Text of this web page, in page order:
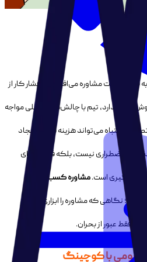
فکر دریافت مشاوره می‌افتند که فشار کار از
ثبات ندارد، تیم با چالش‌های داخلی مواجه
اشتباه می‌تواند هزینه بزرگی ایجاد
اضطراری نیست، بلکه فرصتی برای
تصمیم‌گیری است.مشاوره کسب‌وکار
نگاهی که مشاوره را ابزاری برای
نه فقط عبور از بحران.
با کوچینگ